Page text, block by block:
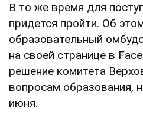
В то же время для
придется пройти. Об
образовательный
на своей странице в
решение комитета
вопросам образования,
июня.